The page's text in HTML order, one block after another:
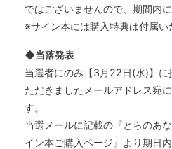
ではございませんので、期間内
※サイン本には購入特典は付属い
◆当落発表
当選者にのみ【3月22日(水)】
ただきましたメールアドレス宛
す。
当選メールに記載の『とらのあ
イン本ご購入ページ』より期日